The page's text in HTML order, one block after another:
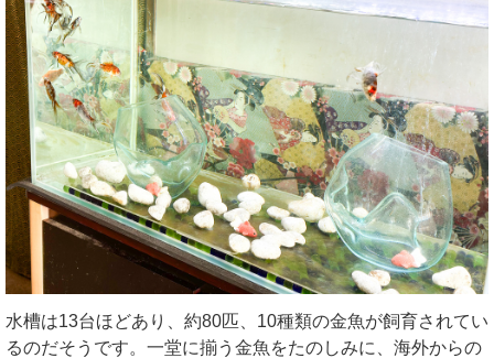
水槽は13台ほどあり、約80匹、10種類の金魚が飼育されてい
るのだそうです。一堂に揃う金魚をたのしみに、海外からの